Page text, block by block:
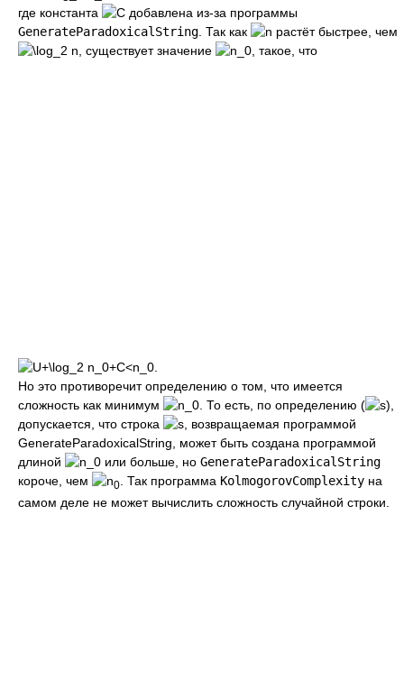
где константа
добавлена из-за программы
GenerateParadoxicalString . Так как
растёт быстрее, чем
, существует значение
, такое, что
Но это противоречит определению о том, что имеется
сложность как минимум
. То есть, по определению (
),
допускается, что строка
, возвращаемая программой
GenerateParadoxicalString, может быть создана программой
длиной
или больше, но GenerateParadoxicalString
короче, чем
0 . Так программа KolmogorovComplexity на
самом деле не может вычислить сложность случайной строки.